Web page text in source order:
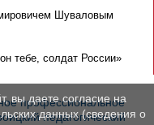
Шуваловым
тебе, солдат России»
профессиональное
педагогический
вы даете согласие на
данных (сведения о